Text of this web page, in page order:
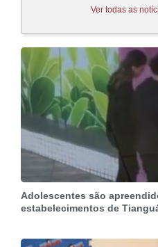
Ver todas as
Adolescentes são
estabelecimentos de